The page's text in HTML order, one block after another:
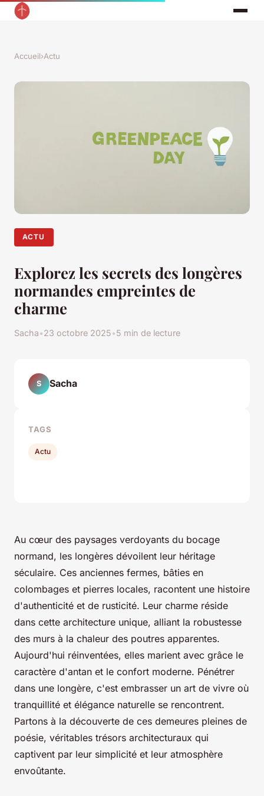
Accueil›Actu
ACTU
Explorez les secrets des longères
normandes empreintes de
charme
Sacha•23 octobre 2025•5 min de lecture
Au cœur des paysages verdoyants du bocage
normand, les longères dévoilent leur héritage
séculaire. Ces anciennes fermes, bâties en
colombages et pierres locales, racontent une histoire
d'authenticité et de rusticité. Leur charme réside
dans cette architecture unique, alliant la robustesse
des murs à la chaleur des poutres apparentes.
Aujourd'hui réinventées, elles marient avec grâce le
caractère d'antan et le confort moderne. Pénétrer
dans une longère, c'est embrasser un art de vivre où
tranquillité et élégance naturelle se rencontrent.
Partons à la découverte de ces demeures pleines de
poésie, véritables trésors architecturaux qui
captivent par leur simplicité et leur atmosphère
envoûtante.
S Sacha
TAGS
Actu